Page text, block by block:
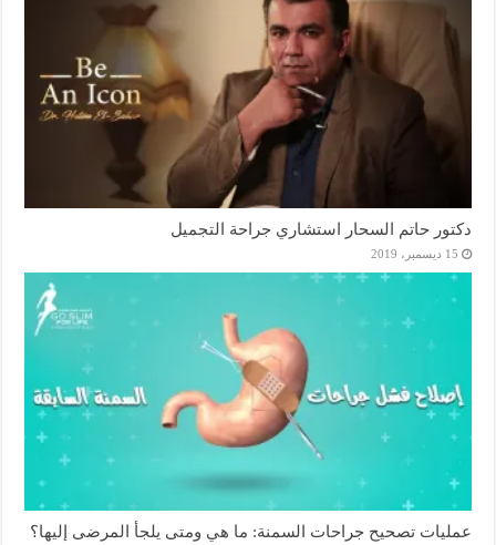
دكتور حاتم السحار استشاري جراحة التجميل
15 ديسمبر، 2019
عمليات تصحيح جراحات السمنة: ما هي ومتى يلجأ المرضى إليها؟